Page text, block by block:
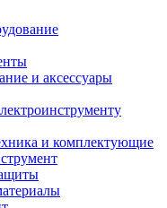
и аксессуары
и комплектующие